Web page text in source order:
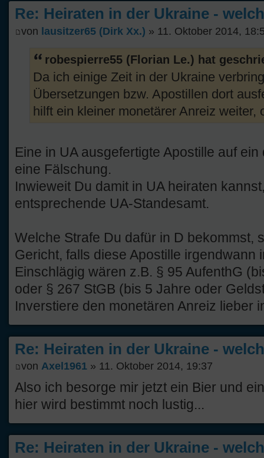
Re: Heiraten in der Ukraine -
von lausitzer65 (Dirk Xx.) » 11. Oktober 2014,
robespierre55 (Florian Le.) hat
Da ich einige Zeit in der Ukraine
Übersetzungen bzw. Apostillen dort
hilft ein kleiner monetärer Anreiz weiter,
Eine in UA ausgefertigte Apostille auf
eine Fälschung.
Inwieweit Du damit in UA heiraten
entsprechende UA-Standesamt.
Welche Strafe Du dafür in D bekommst,
Gericht, falls diese Apostille irgendwann
Einschlägig wären z.B. § 95 AufenthG
oder § 267 StGB (bis 5 Jahre oder
Inverstiere den monetären Anreiz lieber
Re: Heiraten in der Ukraine -
von Axel1961 » 11. Oktober 2014, 19:37
Also ich besorge mir jetzt ein Bier und
hier wird bestimmt noch lustig...
Re: Heiraten in der Ukraine -